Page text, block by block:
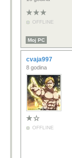
OFFLINE
Moj PC
cvaja997
8 godina
OFFLINE